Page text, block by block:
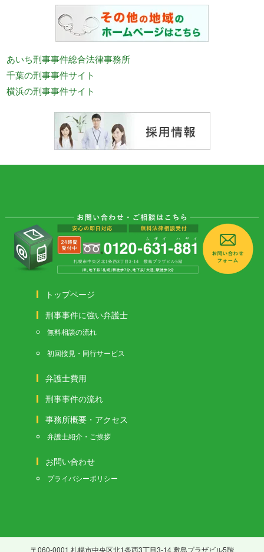
あいち刑事事件総合法律事務所
千葉の刑事事件サイト
横浜の刑事事件サイト
トップページ
刑事事件に強い弁護士
無料相談の流れ
初回接見・同行サービス
弁護士費用
刑事事件の流れ
事務所概要・アクセス
弁護士紹介・ご挨拶
お問い合わせ
プライバシーポリシー
〒060-0001 札幌市中央区北1条西3丁目3-14 敷島プラザビル5階